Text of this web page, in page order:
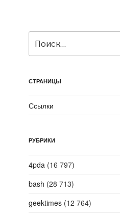
СТРАНИЦЫ
Ссылки
РУБРИКИ
4pda(16 797)
bash (28 713)
geektimes(12 764)